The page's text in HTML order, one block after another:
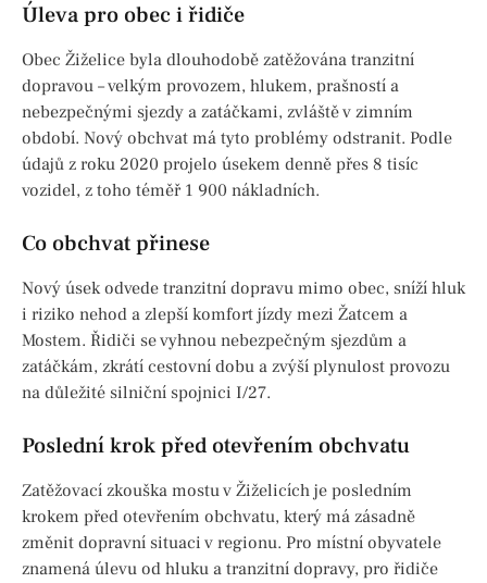
Úleva pro obec i řidiče
Obec Žiželice byla dlouhodobě zatěžována tranzitní
dopravou – velkým provozem, hlukem, prašností a
nebezpečnými sjezdy a zatáčkami, zvláště v zimním
období. Nový obchvat má tyto problémy odstranit. Podle
údajů z roku 2020 projelo úsekem denně přes 8 tisíc
vozidel, z toho téměř 1 900 nákladních.
Co obchvat přinese
Nový úsek odvede tranzitní dopravu mimo obec, sníží hluk
i riziko nehod a zlepší komfort jízdy mezi Žatcem a
Mostem. Řidiči se vyhnou nebezpečným sjezdům a
zatáčkám, zkrátí cestovní dobu a zvýší plynulost provozu
na důležité silniční spojnici I/27.
Poslední krok před otevřením obchvatu
Zatěžovací zkouška mostu v Žiželicích je posledním
krokem před otevřením obchvatu, který má zásadně
změnit dopravní situaci v regionu. Pro místní obyvatele
znamená úlevu od hluku a tranzitní dopravy, pro řidiče